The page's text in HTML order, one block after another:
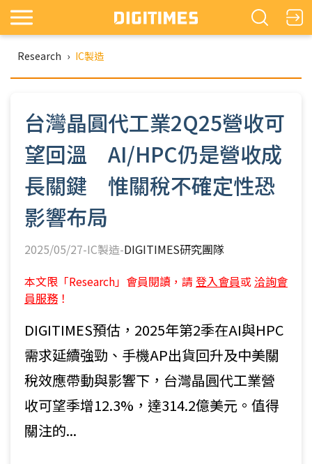
Research › IC製造
台灣晶圓代工業2Q25營收可
望回溫 AI/HPC仍是營收成
長關鍵 惟關稅不確定性恐
影響布局
2025/05/27-IC製造-DIGITIMES研究團隊
本文限「Research」會員閱讀，請 登入會員或 洽詢會
員服務 ！
DIGITIMES預估，2025年第2季在AI與HPC
需求延續強勁、手機AP出貨回升及中美關
稅效應帶動與影響下，台灣晶圓代工業營
收可望季增12.3%，達314.2億美元。值得
關注的...